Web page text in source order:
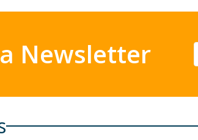
Newsletter